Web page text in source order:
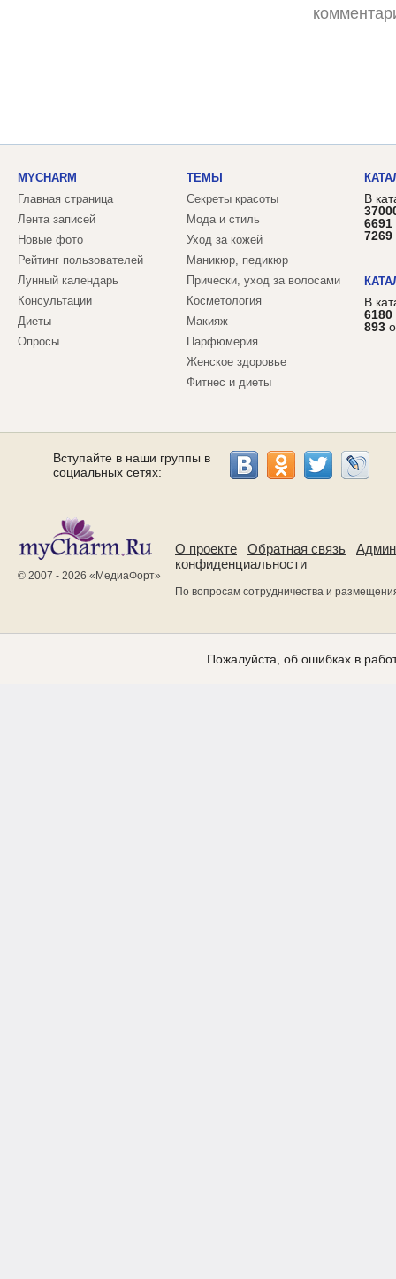
MYCHARM
Главная страница
Лента записей
Новые фото
Рейтинг пользователей
Лунный календарь
Консультации
Диеты
Опросы
ТЕМЫ
Секреты красоты
Мода и стиль
Уход за кожей
Маникюр, педикюр
Прически, уход за волосами
Косметология
Макияж
Парфюмерия
Женское здоровье
Фитнес и диеты
В
6691
7269
В
6180
893
Вступайте в наши группы в
социальных сетях:
© 2007 - 2026 «МедиаФорт»
О проекте Обратная связь
конфиденциальности
По вопросам сотрудничества и
Пожалуйста, об ошибках в